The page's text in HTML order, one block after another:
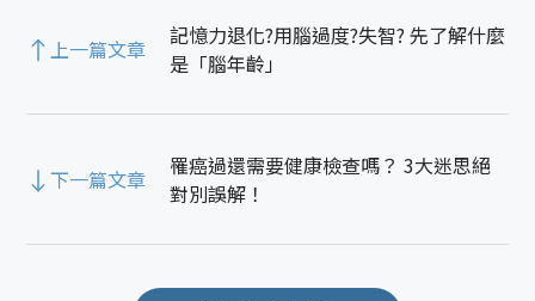
上一篇文章
記憶力退化?用腦過度?失智? 先了解什麼
是「腦年齡」
下一篇文章
罹癌過還需要健康檢查嗎？ 3大迷思絕
對別誤解！